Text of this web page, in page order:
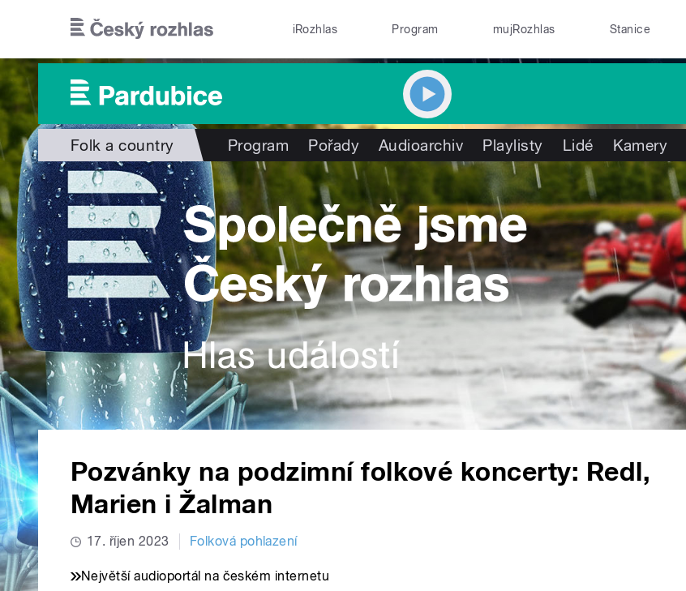
iRozhlas Program mujRozhlas Stanice
Folk a country Program Pořady Audioarchiv Playlisty Lidé Kamery
Pozvánky na podzimní folkové koncerty: Redl,
Marien i Žalman
17. říjen 2023 Folková pohlazení
Největší audioportál na českém internetu